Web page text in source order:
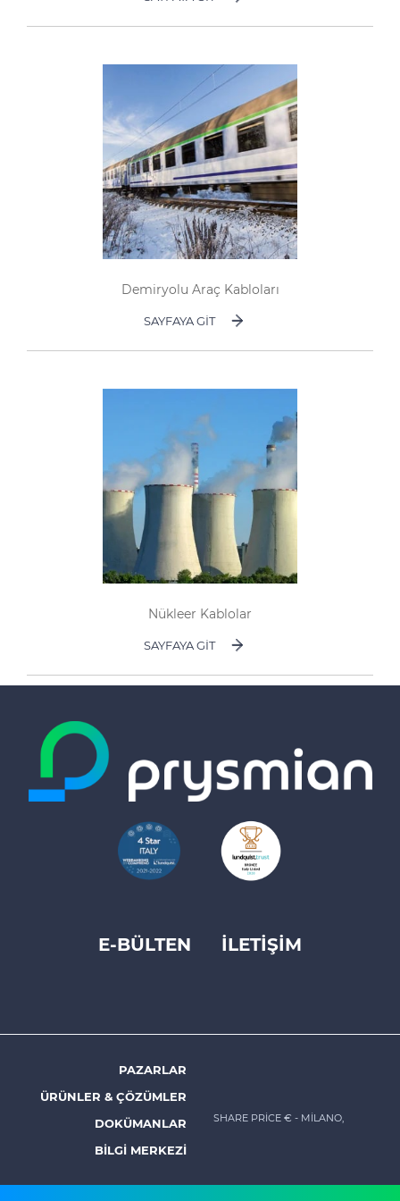
Demiryolu Araç Kabloları
SAYFAYA GIT
Nükleer Kablolar
SAYFAYA GIT
Footer
Prysmian
E-BÜLTEN İLETİŞİM
Footer
menu
PAZARLAR
ÜRÜNLER & ÇÖZÜMLER
DOKÜMANLAR
BILGI MERKEZI
SHARE PRICE € - MILANO,